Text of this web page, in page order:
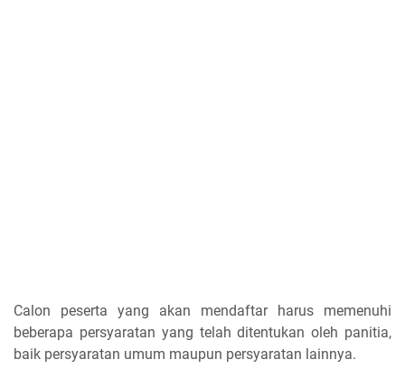
Calon peserta yang akan mendaftar harus memenuhi
beberapa persyaratan yang telah ditentukan oleh panitia,
baik persyaratan umum maupun persyaratan lainnya.